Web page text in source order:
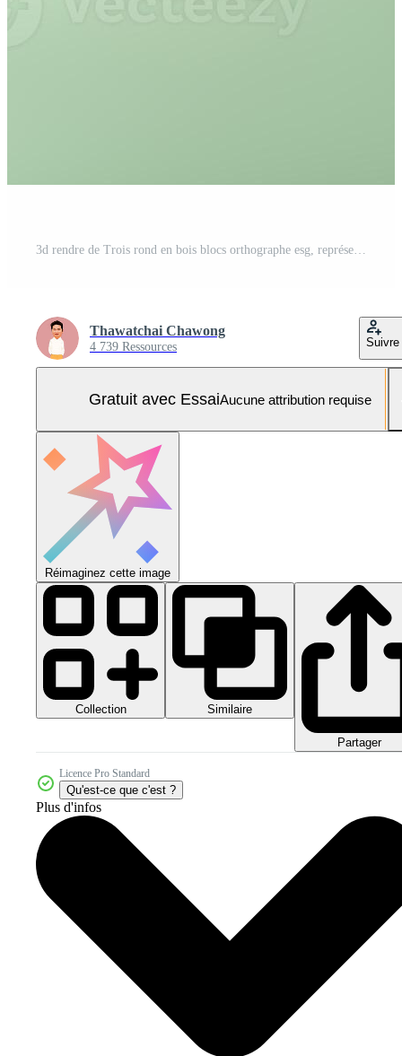
3d rendre de Trois rond en bois blocs orthographe esg, représentant durable entreprise, entreprise responsabilité, environnement conscience, éthique investissement, la gouvernance sur doux vert Contexte. Photo Pro
Thawatchai Chawong
4 739 Ressources Suivre
Gratuit avec EssaiAucune attribution requise
Réimaginez cette image
Collection Similaire
Partager
Licence Pro Standard
Qu'est-ce que c'est ?
Plus d'infos